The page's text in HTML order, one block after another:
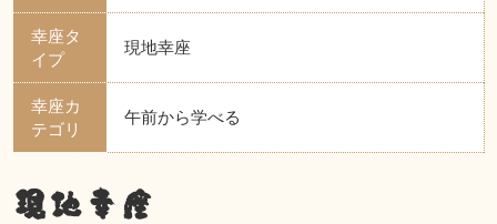
幸座タ
イプ
現地幸座
幸座カ
テゴリ
午前から学べる
現地幸座